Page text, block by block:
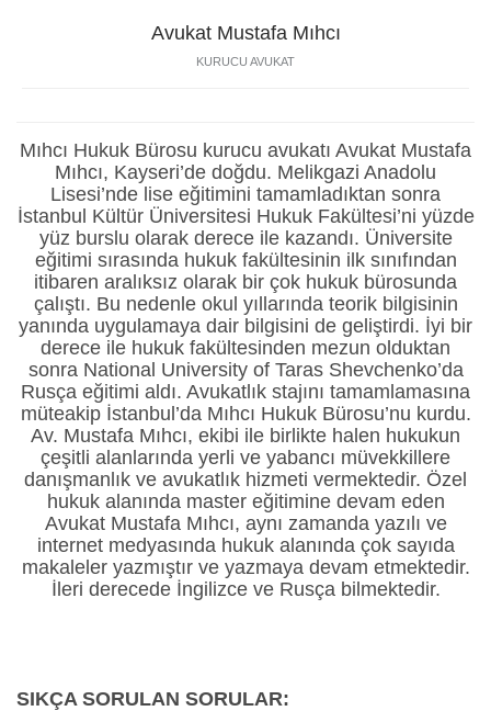
Avukat Mustafa Mıhcı
KURUCU AVUKAT
Mıhcı Hukuk Bürosu kurucu avukatı Avukat Mustafa
Mıhcı, Kayseri’de doğdu. Melikgazi Anadolu
Lisesi’nde lise eğitimini tamamladıktan sonra
İstanbul Kültür Üniversitesi Hukuk Fakültesi’ni yüzde
yüz burslu olarak derece ile kazandı. Üniversite
eğitimi sırasında hukuk fakültesinin ilk sınıfından
itibaren aralıksız olarak bir çok hukuk bürosunda
çalıştı. Bu nedenle okul yıllarında teorik bilgisinin
yanında uygulamaya dair bilgisini de geliştirdi. İyi bir
derece ile hukuk fakültesinden mezun olduktan
sonra National University of Taras Shevchenko’da
Rusça eğitimi aldı. Avukatlık stajını tamamlamasına
müteakip İstanbul’da Mıhcı Hukuk Bürosu’nu kurdu.
Av. Mustafa Mıhcı, ekibi ile birlikte halen hukukun
çeşitli alanlarında yerli ve yabancı müvekkillere
danışmanlık ve avukatlık hizmeti vermektedir. Özel
hukuk alanında master eğitimine devam eden
Avukat Mustafa Mıhcı, aynı zamanda yazılı ve
internet medyasında hukuk alanında çok sayıda
makaleler yazmıştır ve yazmaya devam etmektedir.
İleri derecede İngilizce ve Rusça bilmektedir.
SIKÇA SORULAN SORULAR: